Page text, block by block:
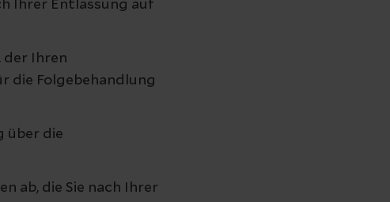
Ihrer Entlassung auf
der Ihren
die Folgebehandlung
über die
ab, die Sie nach Ihrer